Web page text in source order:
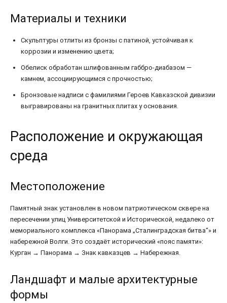
Материалы и техники
Скульптуры отлиты из бронзы с патиной, устойчивая к
коррозии и изменению цвета;
Обелиск обработан шлифованным габбро-диабазом —
камнем, ассоциирующимся с прочностью;
Бронзовые надписи с фамилиями Героев Кавказской дивизии
выгравированы на гранитных плитах у основания.
Расположение и окружающая
среда
Местоположение
Памятный знак установлен в новом патриотическом сквере на
пересечении улиц Университетской и Исторической, недалеко от
мемориального комплекса «Панорама „Сталинградская битва“» и
набережной Волги. Это создаёт исторический «пояс памяти»:
Курган → Панорама → Знак кавказцев → Набережная.
Ландшафт и малые архитектурные
формы